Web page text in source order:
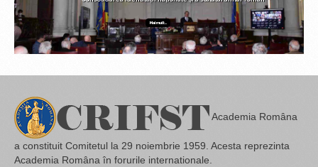
Mai mult...
Academia Româna
a constituit Comitetul la 29 noiembrie 1959. Acesta reprezinta
Academia Româna în forurile internationale.